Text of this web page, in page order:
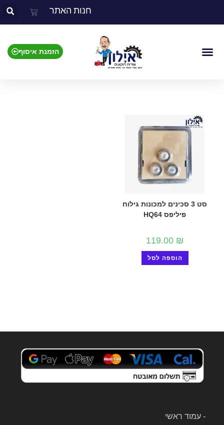
חנות האתר
הזמנת איסוף
סט 3 סכינים למכונות גילוח
פיליפס HQ64
119.00 ₪
הוספה לסל
-עמוד ראשי